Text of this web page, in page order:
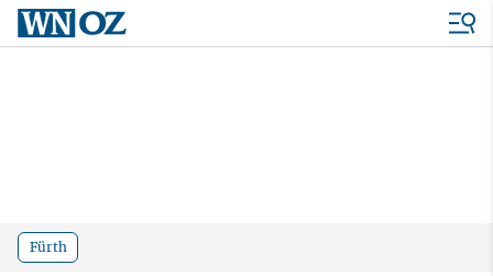
Fürth